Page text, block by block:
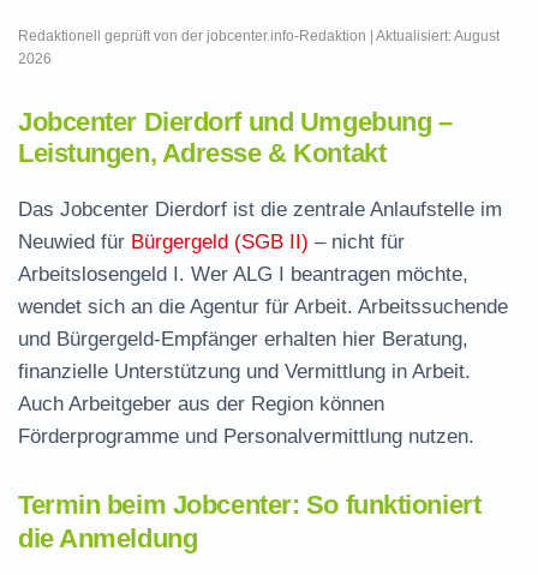
Redaktionell geprüft von der jobcenter.info-Redaktion | Aktualisiert: August
2026
Jobcenter Dierdorf und Umgebung –
Leistungen, Adresse & Kontakt
Das Jobcenter Dierdorf ist die zentrale Anlaufstelle im
Neuwied für Bürgergeld (SGB II) – nicht für
Arbeitslosengeld I. Wer ALG I beantragen möchte,
wendet sich an die Agentur für Arbeit. Arbeitssuchende
und Bürgergeld-Empfänger erhalten hier Beratung,
finanzielle Unterstützung und Vermittlung in Arbeit.
Auch Arbeitgeber aus der Region können
Förderprogramme und Personalvermittlung nutzen.
Termin beim Jobcenter: So funktioniert
die Anmeldung